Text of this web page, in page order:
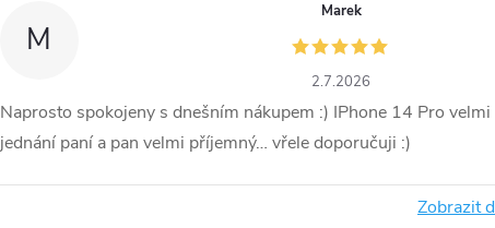
M
Marek
2.7.2026
Naprosto spokojeny s dnešním nákupem :) IPhone 14 Pro
jednání paní a pan velmi příjemný… vřele doporučuji :)
Zobrazit